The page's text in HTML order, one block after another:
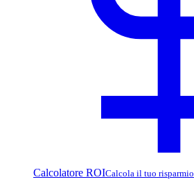
Calcolatore ROICalcola il tuo risparmio